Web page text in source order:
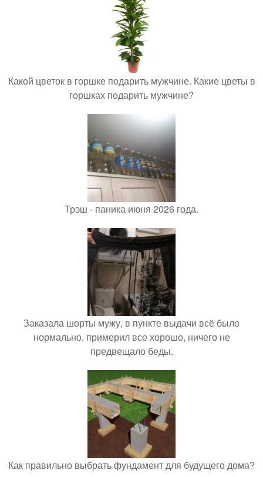
Какой цветок в горшке подарить мужчине. Какие цветы в
горшках подарить мужчине?
Трэш - паника июня 2026 года.
Заказала шорты мужу, в пункте выдачи всё было
нормально, примерил все хорошо, ничего не
предвещало беды.
Как правильно выбрать фундамент для будущего дома?